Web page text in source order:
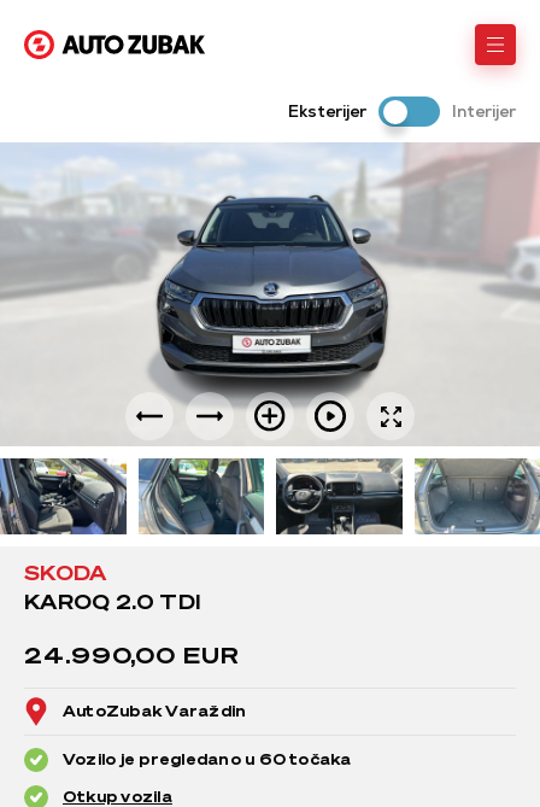
Eksterijer Interijer
SKODA
KAROQ 2.0 TDI
24.990,00 EUR
AutoZubak Varaždin
Vozilo je pregledano u 60 točaka
Otkup vozila